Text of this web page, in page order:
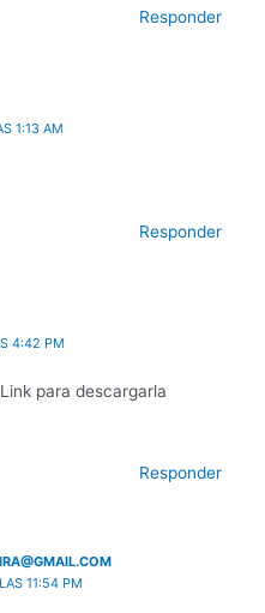
Responder
1:13 AM
Responder
4:42 PM
para descargarla
Responder
11:54 PM